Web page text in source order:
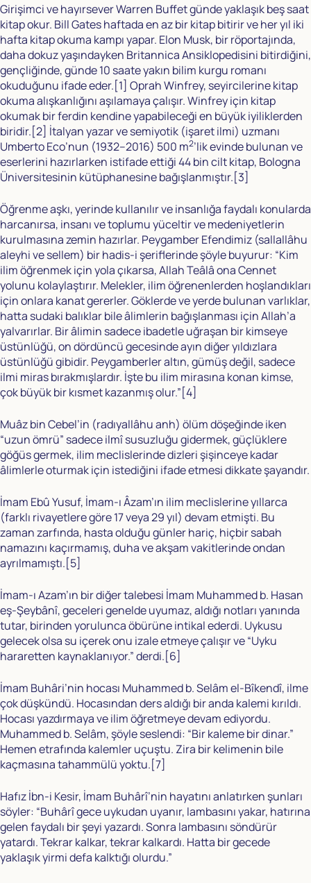
Girişimci ve hayırsever Warren Buffet günde yaklaşık beş saat
kitap okur. Bill Gates haftada en az bir kitap bitirir ve her yıl iki
hafta kitap okuma kampı yapar. Elon Musk, bir röportajında,
daha dokuz yaşındayken Britannica Ansiklopedisini bitirdiğini,
gençliğinde, günde 10 saate yakın bilim kurgu romanı
okuduğunu ifade eder.[1] Oprah Winfrey, seyircilerine kitap
okuma alışkanlığını aşılamaya çalışır. Winfrey için kitap
okumak bir ferdin kendine yapabileceği en büyük iyiliklerden
biridir.[2] İtalyan yazar ve semiyotik (işaret ilmi) uzmanı
Umberto Eco’nun (1932–2016) 500 m2’lik evinde bulunan ve
eserlerini hazırlarken istifade ettiği 44 bin cilt kitap, Bologna
Üniversitesinin kütüphanesine bağışlanmıştır.[3]
Öğrenme aşkı, yerinde kullanılır ve insanlığa faydalı konularda
harcanırsa, insanı ve toplumu yüceltir ve medeniyetlerin
kurulmasına zemin hazırlar. Peygamber Efendimiz (sallallâhu
aleyhi ve sellem) bir hadis-i şeriflerinde şöyle buyurur: “Kim
ilim öğrenmek için yola çıkarsa, Allah Teâlâ ona Cennet
yolunu kolaylaştırır. Melekler, ilim öğrenenlerden hoşlandıkları
için onlara kanat gererler. Göklerde ve yerde bulunan varlıklar,
hatta sudaki balıklar bile âlimlerin bağışlanması için Allah’a
yalvarırlar. Bir âlimin sadece ibadetle uğraşan bir kimseye
üstünlüğü, on dördüncü gecesinde ayın diğer yıldızlara
üstünlüğü gibidir. Peygamberler altın, gümüş değil, sadece
ilmi miras bırakmışlardır. İşte bu ilim mirasına konan kimse,
çok büyük bir kısmet kazanmış olur.”[4]
Muâz bin Cebel’in (radıyallâhu anh) ölüm döşeğinde iken
“uzun ömrü” sadece ilmî susuzluğu gidermek, güçlüklere
göğüs germek, ilim meclislerinde dizleri şişinceye kadar
âlimlerle oturmak için istediğini ifade etmesi dikkate şayandır.
İmam Ebû Yusuf, İmam-ı Âzam’ın ilim meclislerine yıllarca
(farklı rivayetlere göre 17 veya 29 yıl) devam etmişti. Bu
zaman zarfında, hasta olduğu günler hariç, hiçbir sabah
namazını kaçırmamış, duha ve akşam vakitlerinde ondan
ayrılmamıştı.[5]
İmam-ı Azam’ın bir diğer talebesi İmam Muhammed b. Hasan
eş-Şeybânî, geceleri genelde uyumaz, aldığı notları yanında
tutar, birinden yorulunca öbürüne intikal ederdi. Uykusu
gelecek olsa su içerek onu izale etmeye çalışır ve “Uyku
hararetten kaynaklanıyor.” derdi.[6]
İmam Buhâri’nin hocası Muhammed b. Selâm el-Bîkendî, ilme
çok düşkündü. Hocasından ders aldığı bir anda kalemi kırıldı.
Hocası yazdırmaya ve ilim öğretmeye devam ediyordu.
Muhammed b. Selâm, şöyle seslendi: “Bir kaleme bir dinar.”
Hemen etrafında kalemler uçuştu. Zira bir kelimenin bile
kaçmasına tahammülü yoktu.[7]
Hafız İbn-i Kesir, İmam Buhârî’nin hayatını anlatırken şunları
söyler: “Buhârî gece uykudan uyanır, lambasını yakar, hatırına
gelen faydalı bir şeyi yazardı. Sonra lambasını söndürür
yatardı. Tekrar kalkar, tekrar kalkardı. Hatta bir gecede
yaklaşık yirmi defa kalktığı olurdu.”